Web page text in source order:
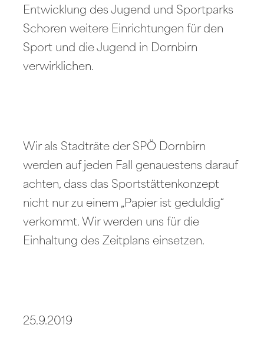
Entwicklung des Jugend und Sportparks
Schoren weitere Einrichtungen für den
Sport und die Jugend in Dornbirn
verwirklichen.
Wir als Stadträte der SPÖ Dornbirn
werden auf jeden Fall genauestens darauf
achten, dass das Sportstättenkonzept
nicht nur zu einem „Papier ist geduldig“
verkommt. Wir werden uns für die
Einhaltung des Zeitplans einsetzen.
25.9.2019